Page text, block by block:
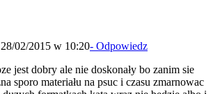
28/02/2015 w 10:20- Odpowiedz
jest dobry ale nie doskonały bo zanim sie
sporo materiału na psuc i czasu zmarnowac